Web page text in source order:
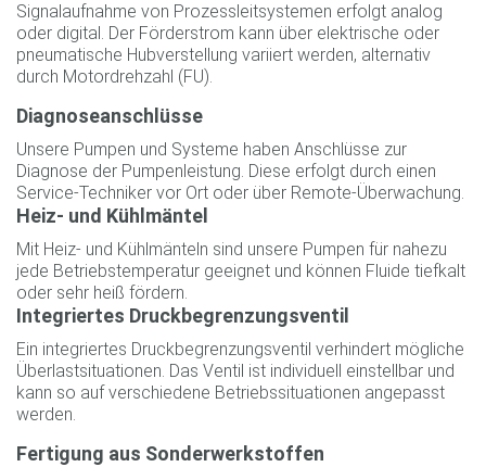
Signalaufnahme von Prozessleitsystemen erfolgt analog
oder digital. Der Förderstrom kann über elektrische oder
pneumatische Hubverstellung variiert werden, alternativ
durch Motordrehzahl (FU).
Diagnoseanschlüsse
Unsere Pumpen und Systeme haben Anschlüsse zur
Diagnose der Pumpenleistung. Diese erfolgt durch einen
Service-Techniker vor Ort oder über Remote-Überwachung.
Heiz- und Kühlmäntel
Mit Heiz- und Kühlmänteln sind unsere Pumpen für nahezu
jede Betriebstemperatur geeignet und können Fluide tiefkalt
oder sehr heiß fördern.
Integriertes Druckbegrenzungsventil
Ein integriertes Druckbegrenzungsventil verhindert mögliche
Überlastsituationen. Das Ventil ist individuell einstellbar und
kann so auf verschiedene Betriebssituationen angepasst
werden.
Fertigung aus Sonderwerkstoffen